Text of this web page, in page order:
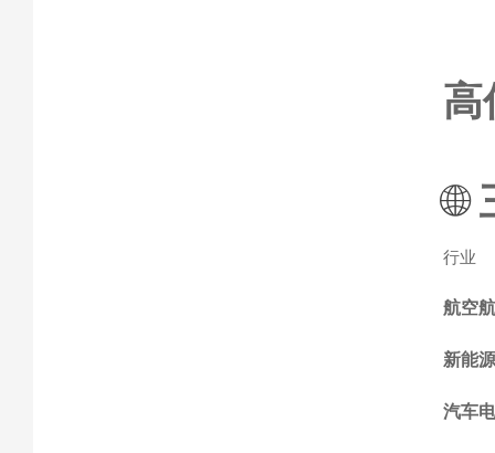
高
🌐
行业
航空
新能
汽车